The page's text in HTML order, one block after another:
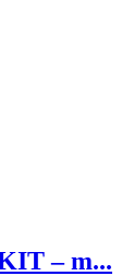
– m...